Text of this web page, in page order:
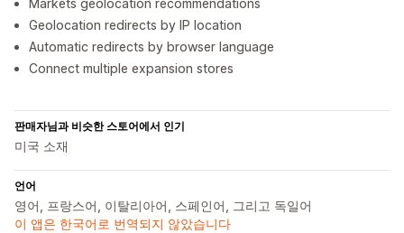
Markets geolocation recommendations
Geolocation redirects by IP location
Automatic redirects by browser language
Connect multiple expansion stores
판매자님과 비슷한 스토어에서 인기
미국 소재
언어
영어, 프랑스어, 이탈리아어, 스페인어, 그리고 독일어
이 앱은 한국어로 번역되지 않았습니다